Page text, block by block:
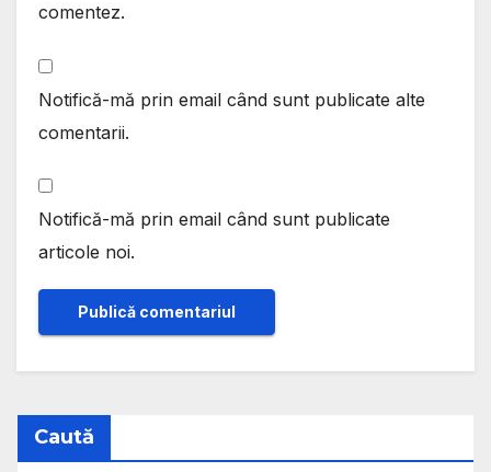
comentez.
Notifică-mă prin email când sunt publicate alte
comentarii.
Notifică-mă prin email când sunt publicate
articole noi.
Caută